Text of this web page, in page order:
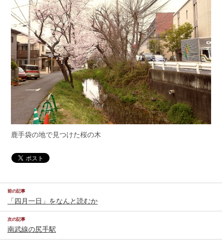
鹿手袋の地で見つけた桜の木
前の記事
「四月一日」をなんと読むか
次の記事
南武線の尻手駅